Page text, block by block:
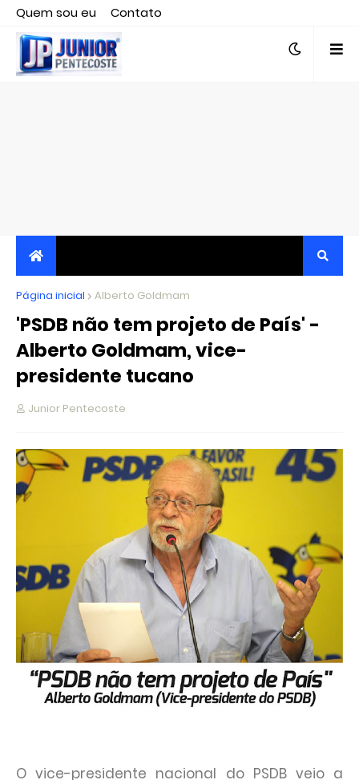
Quem sou eu
Contato
Editor responsável, jornalista Clovis Almeida.
JORNALISMO INDEPENDENTE, TRANSPARENTE E
CRÍTICO
Página inicial Alberto Goldmam
'PSDB não tem projeto de País' -
Alberto Goldmam, vice-
presidente tucano
Junior Pentecoste
O vice-presidente nacional do PSDB veio a